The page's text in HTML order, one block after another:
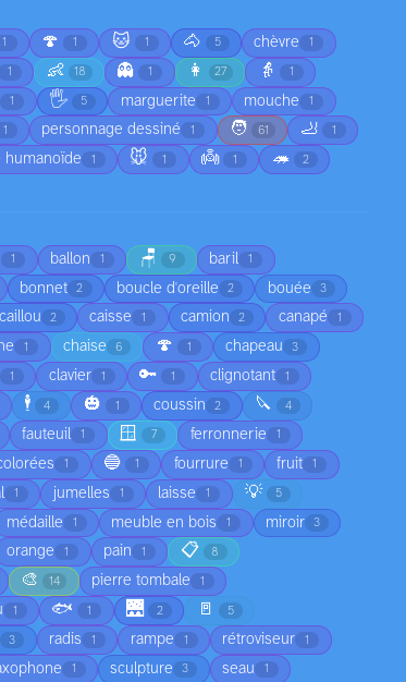
1 🍄 1 🐱 1 🐴 5 chèvre 1
1 👶 18 👻 1 👩 27 👵 1
1 🖐️ 5 marguerite 1 mouche 1
1 personnage dessiné 1 🧑 61 🦶 1
humanoïde 1 🐭 1 👼 1 🦔 2
1 ballon 1 🪑 9 baril 1
bonnet 2 boucle d'oreille 2 bouée 3
caillou 2 caisse 1 camion 2 canapé 1
1 chaise 6 🍄 1 chapeau 3
1 clavier 1 🔑 1 clignotant 1
🕴️ 4 🎃 1 coussin 2 🔪 4
fauteuil 1 🪟 7 ferronnerie 1
1 🔵 1 fourrure 1 fruit 1
1 jumelles 1 laisse 1 💡 5
médaille 1 meuble en bois 1 miroir 3
orange 1 pain 1 📋 8
🎨 14 pierre tombale 1
1 🐟 1 🌉 2 🚪 5
3 radis 1 rampe 1 rétroviseur 1
1 sculpture 3 seau 1